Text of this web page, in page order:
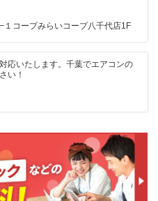
コープみらいコープ八千代店1F
応いたします。千葉でエアコンの
い！